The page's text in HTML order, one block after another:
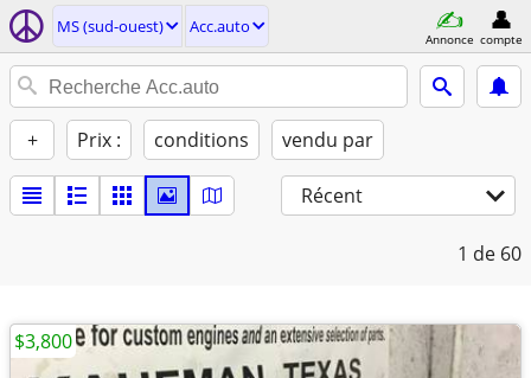
MS (sud-ouest) Acc.auto
Annonce compte
+ Prix : conditions vendu par
Récent
1 de 60
$3,800